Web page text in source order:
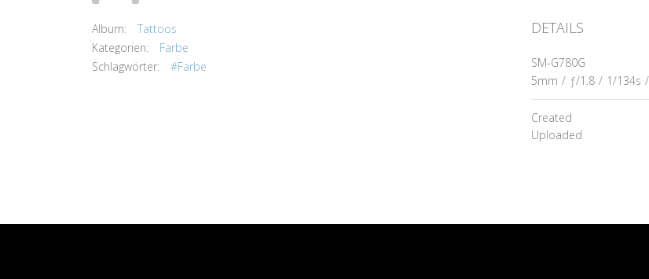
Album:
Tattoos
Kategorien:
Farbe
Schlagwörter:
#Farbe
DETAILS
SM-G780G
5mm / ƒ/1.8 / 1/134s /
Created
Uploaded